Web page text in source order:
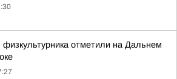
физкультурника отметили на Дальнем